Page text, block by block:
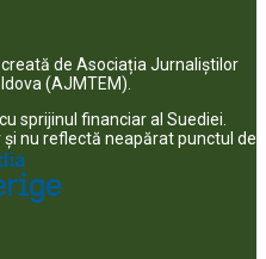
de Asociația Jurnaliștilor
(AJMTEM).
sprijinul financiar al Suediei.
nu reflectă neapărat punctul de